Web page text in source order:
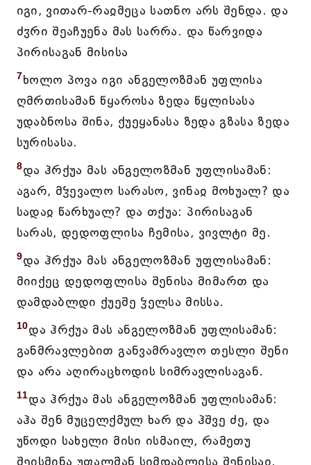
იგი, ვითარ-რაჲმეცა სათნო არს შენდა. და
ძჳრი შეაჩუენა მას სარრა. და წარვიდა
პირისაგან მისისა
7ხოლო პოვა იგი ანგელოზმან უფლისა
ღმრთისამან წყაროსა ზედა წყლისასა
უდაბნოსა შინა, ქუეყანასა ზედა გზასა ზედა
სურისასა.
8და ჰრქუა მას ანგელოზმან უფლისამან:
აგარ, მჴევალო სარასო, ვინაჲ მოხუალ? და
სადაჲ წარხუალ? და თქუა: პირისაგან
სარას, დედოფლისა ჩემისა, ვივლტი მე.
9და ჰრქუა მას ანგელოზმან უფლისამან:
მიიქეც დედოფლისა შენისა მიმართ და
დამდაბლდი ქუეშე ჴელსა მისსა.
10და ჰრქუა მას ანგელოზმან უფლისამან:
განმრავლებით განვამრავლო თესლი შენი
და არა აღირაცხოდის სიმრავლისაგან.
11და ჰრქუა მას ანგელოზმან უფლისამან:
აჰა შენ მუცელქმულ ხარ და ჰშვე ძე, და
უწოდი სახელი მისი ისმაილ, რამეთუ
შეისმინა უფალმან სიმდაბლისა შენისაჲ.